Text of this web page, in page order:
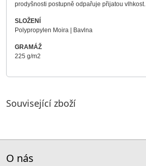
prodyšnosti postupně odpařuje přijatou vlhkost.
SLOŽENÍ
Polypropylen Moira | Bavlna
GRAMÁŽ
225 g/m2
Související zboží
O nás